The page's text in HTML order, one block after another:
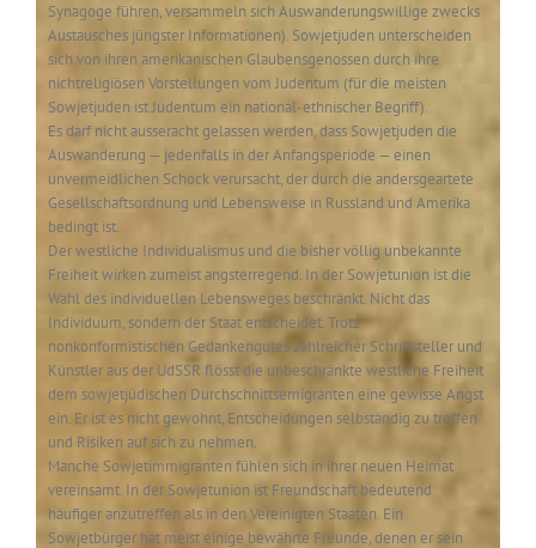
Synagoge führen, versammeln sich Auswanderungswillige zwecks
Austausches jüngster Informationen). Sowjetjuden unterscheiden
sich von ihren amerikanischen Glaubensgenossen durch ihre
nichtreligiösen Vorstellungen vom Judentum (für die meisten
Sowjetjuden ist Judentum ein national-ethnischer Begriff).
Es darf nicht ausseracht gelassen werden, dass Sowjetjuden die
Auswanderung — jedenfalls in der Anfangsperiode — einen
unvermeidlichen Schock verursacht, der durch die andersgeartete
Gesellschaftsordnung und Lebensweise in Russland und Amerika
bedingt ist.
Der westliche Individualismus und die bisher völlig unbekannte
Freiheit wirken zumeist angsterregend. In der Sowjetunion ist die
Wahl des individuellen Lebensweges beschränkt. Nicht das
Individuum, sondern der Staat entscheidet. Trotz
nonkonformistischen Gedankengutes zahlreicher Schriftsteller und
Künstler aus der UdSSR flösst die unbeschränkte westliche Freiheit
dem sowjetjüdischen Durchschnittsemigranten eine gewisse Angst
ein. Er ist es nicht gewohnt, Entscheidungen selbständig zu treffen
und Risiken auf sich zu nehmen.
Manche Sowjetimmigranten fühlen sich in ihrer neuen Heimat
vereinsamt. In der Sowjetunion ist Freundschaft bedeutend
häufiger anzutreffen als in den Vereinigten Staaten. Ein
Sowjetbürger hat meist einige bewährte Freunde, denen er sein